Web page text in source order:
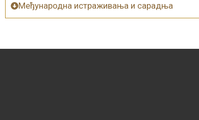
Међународна истраживања и сарадња